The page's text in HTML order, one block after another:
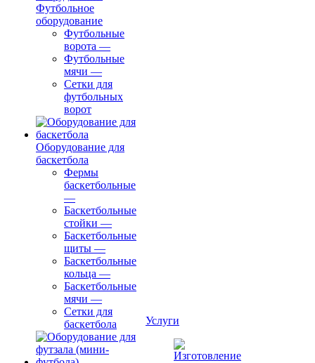
Футбольное
оборудование
Футбольные
ворота —
Футбольные
мячи —
Сетки для
футбольных
ворот
Оборудование для
баскетбола
Фермы
баскетбольные
—
Баскетбольные
стойки —
Баскетбольные
щиты —
Баскетбольные
кольца —
Баскетбольные
мячи —
Сетки для
баскетбола
Услуги